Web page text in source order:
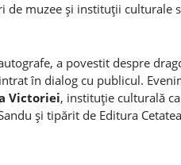
de muzee şi instituţii culturale
a povestit despre
în dialog cu publicul.
Victoriei, instituţie culturală
şi tipărit de Editura